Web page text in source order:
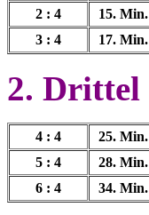
2 : 4
15. Min.
3 : 4
17. Min.
2. Drittel
4 : 4 25. Min.
5 : 4
28. Min.
6 : 4
34. Min.